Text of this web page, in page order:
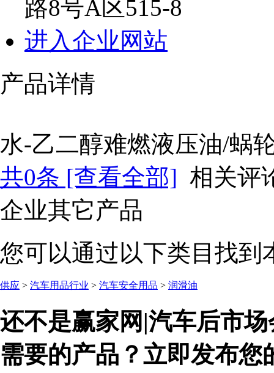
路8号A区515-8
进入企业网站
产品详情
水-乙二醇难燃液压油/蜗
共0条 [查看全部] 相关评
企业其它产品
您可以通过以下类目找到
供应 > 汽车用品行业 > 汽车安全用品 > 润滑油
还不是赢家网|汽车后市场
需要的产品？立即发布您